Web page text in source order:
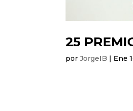
25
porJorgeIB | Ene